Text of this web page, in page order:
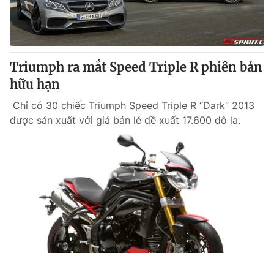
Sản phẩm
Thị trường
Tư vấn
Lịch phát sóng
Chuyên mục khác
Emagazine Podcast
Infographic
Shorts video
VTV Money VTV Thể thao
VTV Sức khoẻ Bất động sản
Triumph ra mắt Speed Triple R phiên bản
hữu hạn
Chỉ có 30 chiếc Triumph Speed Triple R “Dark” 2013
được sản xuất với giá bán lẻ đề xuất 17.600 đô la.